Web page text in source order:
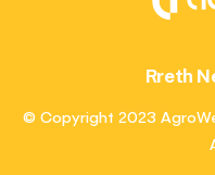
Rreth
© Copyright 2023